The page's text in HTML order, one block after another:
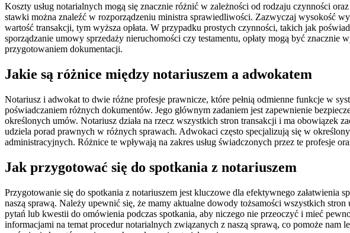
Koszty usług notarialnych mogą się znacznie różnić w zależności od rodzaju czynności
stawki można znaleźć w rozporządzeniu ministra sprawiedliwości. Zazwyczaj wysokość
wartość transakcji, tym wyższa opłata. W przypadku prostych czynności, takich jak
sporządzanie umowy sprzedaży nieruchomości czy testamentu, opłaty mogą być
przygotowaniem dokumentacji.
Jakie są różnice między notariuszem a adwokatem
Notariusz i adwokat to dwie różne profesje prawnicze, które pełnią odmienne funkcje w
poświadczaniem różnych dokumentów. Jego głównym zadaniem jest zapewnienie
określonych umów. Notariusz działa na rzecz wszystkich stron transakcji i ma obowiązek
udziela porad prawnych w różnych sprawach. Adwokaci często specjalizują się w
administracyjnych. Różnice te wpływają na zakres usług świadczonych przez te profesje
Jak przygotować się do spotkania z notariuszem
Przygotowanie się do spotkania z notariuszem jest kluczowe dla efektywnego załatwienia
naszą sprawą. Należy upewnić się, że mamy aktualne dowody tożsamości wszystkich
pytań lub kwestii do omówienia podczas spotkania, aby niczego nie przeoczyć i mieć
informacjami na temat procedur notarialnych związanych z naszą sprawą, co pomoże